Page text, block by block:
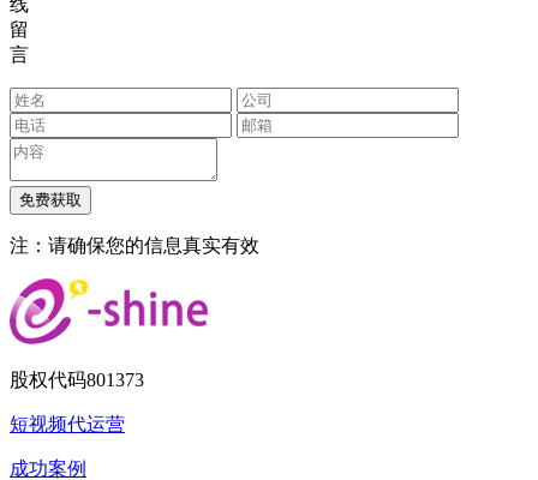
留
言
注：请确保您的信息真实有效
股权代码801373
短视频代运营
成功案例